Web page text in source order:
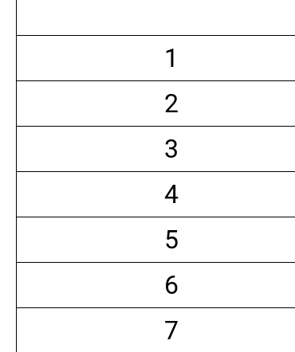
1
2
3
4
5
6
7